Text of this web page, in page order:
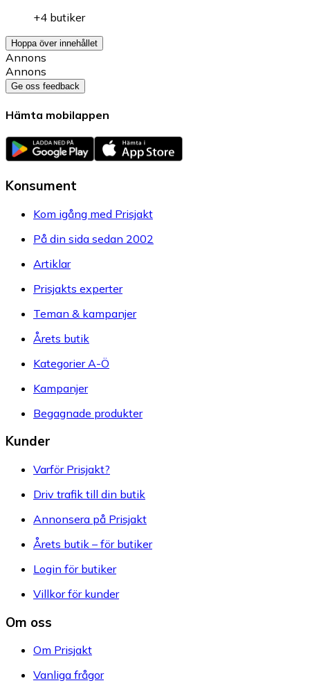
+4 butiker
Hoppa över innehållet
Annons
Annons
Ge oss feedback
Hämta mobilappen
Konsument
Kom igång med Prisjakt
På din sida sedan 2002
Artiklar
Prisjakts experter
Teman & kampanjer
Årets butik
Kategorier A-Ö
Kampanjer
Begagnade produkter
Kunder
Varför Prisjakt?
Driv trafik till din butik
Annonsera på Prisjakt
Årets butik – för butiker
Login för butiker
Villkor för kunder
Om oss
Om Prisjakt
Vanliga frågor